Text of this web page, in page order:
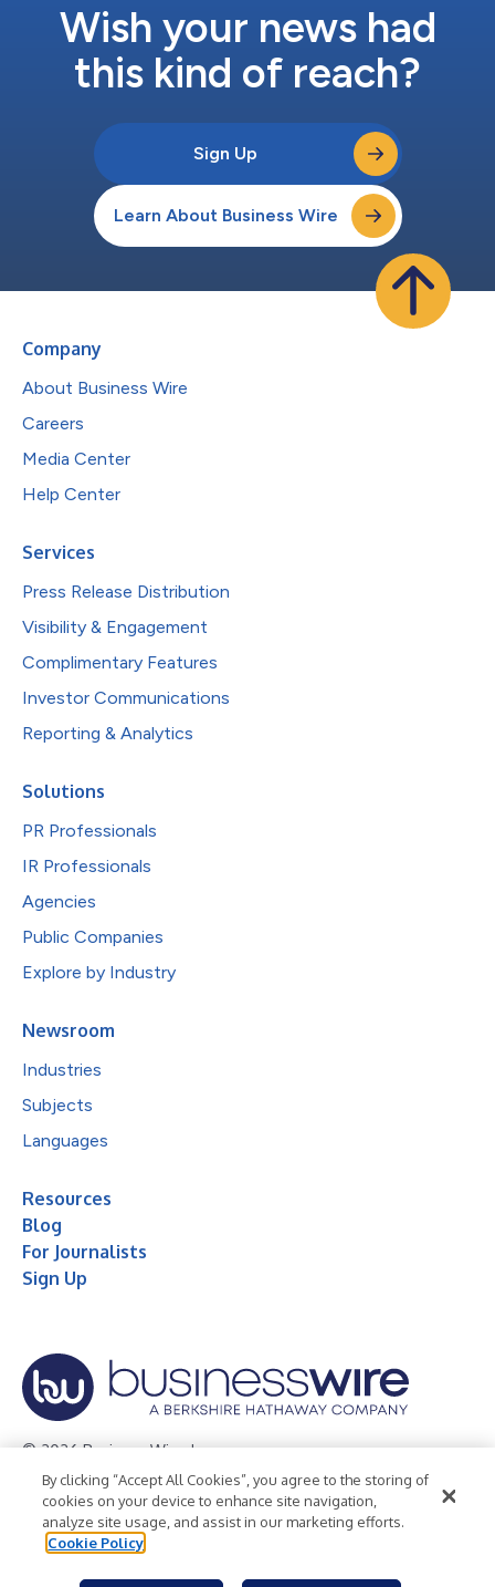
Wish your news had
this kind of reach?
Sign Up
Learn About Business Wire
Company
About Business Wire
Careers
Media Center
Help Center
Services
Press Release Distribution
Visibility & Engagement
Complimentary Features
Investor Communications
Reporting & Analytics
Solutions
PR Professionals
IR Professionals
Agencies
Public Companies
Explore by Industry
Newsroom
Industries
Subjects
Languages
Resources
Blog
For Journalists
Sign Up
© 2026 Business Wire, Inc.
Privacy Policy Cookie Policy
Accessibility Statement
Terms of Use
Legal
By clicking “Accept All Cookies”, you agree to the storing of
cookies on your device to enhance site navigation,
analyze site usage, and assist in our marketing efforts.
Cookie Policy